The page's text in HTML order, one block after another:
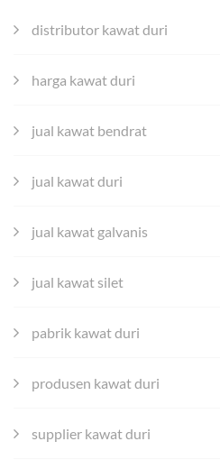
distributor kawat duri
harga kawat duri
jual kawat bendrat
jual kawat duri
jual kawat galvanis
jual kawat silet
pabrik kawat duri
produsen kawat duri
supplier kawat duri